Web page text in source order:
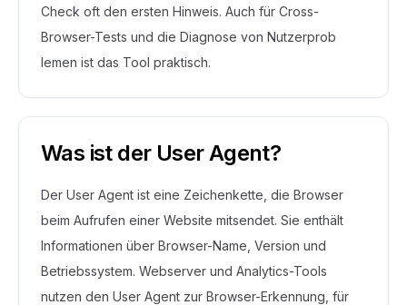
Check oft den ersten Hinweis. Auch für Cross-
Browser-Tests und die Diagnose von Nutzerprob
lemen ist das Tool praktisch.
Was ist der User Agent?
Der User Agent ist eine Zeichenkette, die Browser
beim Aufrufen einer Website mitsendet. Sie enthält
Informationen über Browser-Name, Version und
Betriebssystem. Webserver und Analytics-Tools
nutzen den User Agent zur Browser-Erkennung, für